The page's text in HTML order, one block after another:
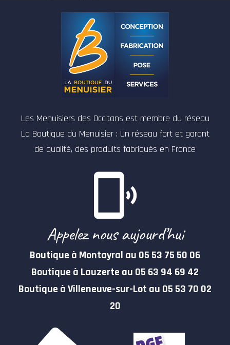
Les Menuisiers des Occitans est membre du réseau
La Boutique du Menuisier : Un réseau fort et garant
de qualité, des produits fabriqués en France
Appelez nous aujourd’hui
Boutique à Montayral au 05 53 75 50 06
Boutique à Lauzerte au 05 63 94 69 42
Boutique à Villeneuve-sur-Lot au 05 53 70 02
20